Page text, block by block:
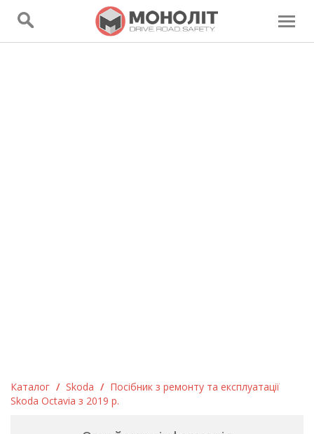
Каталог / Skoda / Посібник з ремонту та експлуатації
Skoda Octavia з 2019 р.